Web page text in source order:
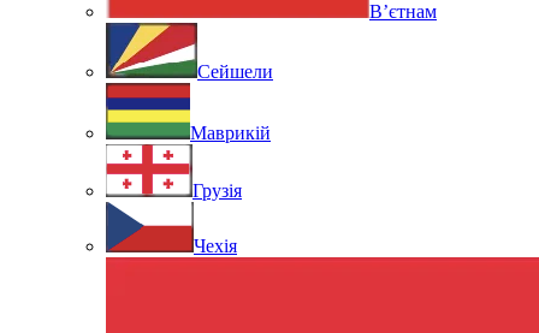
В’єтнам
Сейшели
Маврикій
Грузія
Чехія